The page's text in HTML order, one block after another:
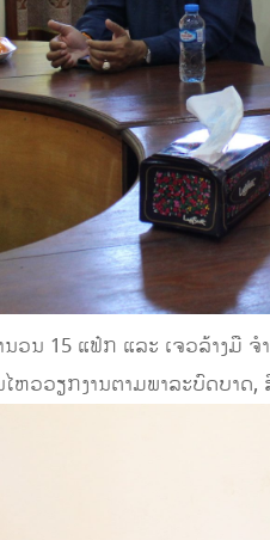
15 ແຟ໋ກ ແລະ ເຈວລ້າງມື ຈໍ
ໄຫວວຽກງານຕາມພາລະບົດບາ